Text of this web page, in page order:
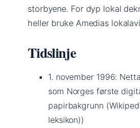
storbyene. For dyp lokal
heller bruke Amedias
Tidslinje
1. november 1996:
som Norges første
papirbakgrunn
leksikon))